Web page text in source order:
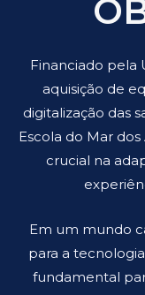
Financiado pela
aquisição de
digitalização das
Escola do Mar
crucial na
Em um mundo
para a
fundamental